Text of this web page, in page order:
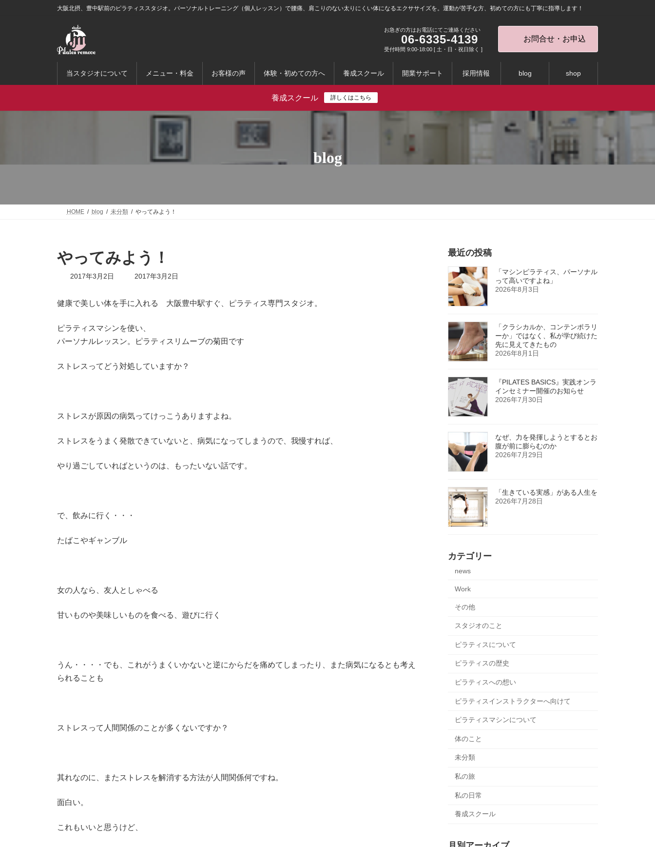
ッ
移
大阪北摂、豊中駅前のピラティススタジオ。パーソナルトレーニング（個人レッスン）で腰痛、肩こりのない太りにくい体になるエクササイズを。運動が苦手な方、初めての方にも丁寧に指導します！
お急ぎの方はお電話にてご連絡ください
06-6335-4139
受付時間 9:00-18:00 [ 土・日・祝日除く ]
お問合せ・お申込
当スタジオについて メニュー・料金 お客様の声 体験・初めての方へ 養成スクール 開業サポート 採用情報 blog shop
養成スクール 詳しくはこちら
blog
HOME blog 未分類 やってみよう！
やってみよう！
2017年3月2日
最
新
:
2017年3月2日
健康で美しい体を手に入れる 大阪豊中駅すぐ、ピラティス専門スタジオ。
ピラティスマシンを使い、
パーソナルレッスン。ピラティスリムーブの菊田です
ストレスってどう対処していますか？
ストレスが原因の病気ってけっこうありますよね。
ストレスをうまく発散できていないと、病気になってしまうので、我慢すれば、
やり過ごしていればというのは、もったいない話です。
で、飲みに行く・・・
たばこやギャンブル
女の人なら、友人としゃべる
甘いものや美味しいものを食べる、遊びに行く
うん・・・・でも、これがうまくいかないと逆にからだを痛めてしまったり、また病気になるとも考え
られることも
ストレスって人間関係のことが多くないですか？
其れなのに、またストレスを解消する方法が人間関係何ですね。
面白い。
これもいいと思うけど、
最近の投稿
「マシンピラティス、パーソナル
って高いですよね」
2026年8月3日
「クラシカルか、コンテンポラリ
ーか」ではなく、私が学び続けた
先に見えてきたもの
2026年8月1日
『PILATES BASICS』実践オンラ
インセミナー開催のお知らせ
2026年7月30日
なぜ、力を発揮しようとするとお
腹が前に膨らむのか
2026年7月29日
「生きている実感」がある人生を
2026年7月28日
カテゴリー
news
Work
その他
スタジオのこと
ピラティスについて
ピラティスの歴史
ピラティスへの想い
ピラティスインストラクターへ向けて
ピラティスマシンについて
体のこと
未分類
私の旅
私の日常
養成スクール